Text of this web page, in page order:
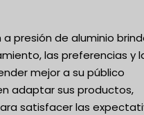
presión de aluminio
las preferencias y
mejor a su público
adaptar sus productos,
satisfacer las